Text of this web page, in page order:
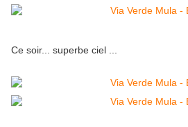
Ce soir... superbe ciel ...